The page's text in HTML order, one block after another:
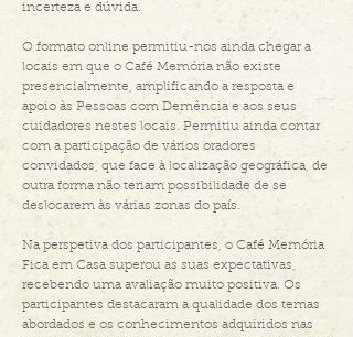
incerteza e dúvida.
O formato online permitiu-nos ainda chegar a
locais em que o Café Memória não existe
presencialmente, amplificando a resposta e
apoio às Pessoas com Demência e aos seus
cuidadores nestes locais. Permitiu ainda contar
com a participação de vários oradores
convidados, que face à localização geográfica, de
outra forma não teriam possibilidade de se
deslocarem às várias zonas do país.
Na perspetiva dos participantes, o Café Memória
Fica em Casa superou as suas expectativas,
recebendo uma avaliação muito positiva. Os
participantes destacaram a qualidade dos temas
abordados e os conhecimentos adquiridos nas